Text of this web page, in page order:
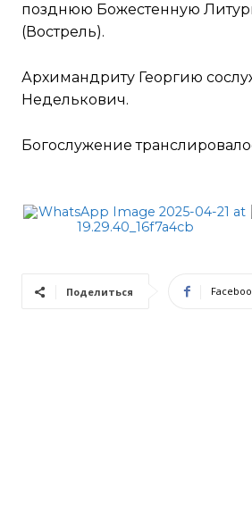
позднюю Божестенную
(Вострель).
Архимандриту Георгию
Неделькович.
Богослужение
Поделиться